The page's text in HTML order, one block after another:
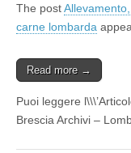
The post
carne lombarda
Read more →
Puoi leggere
Brescia Archivi –